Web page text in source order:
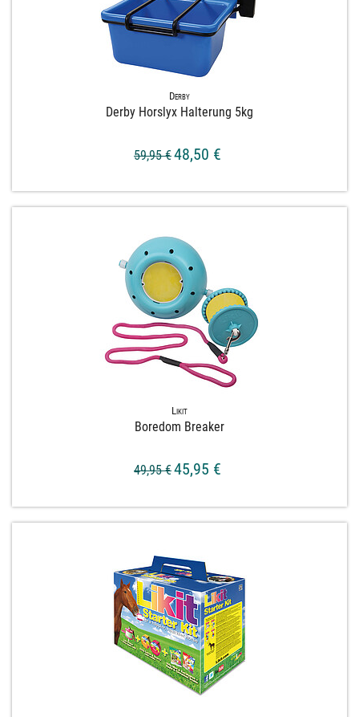
Derby
Derby Horslyx Halterung 5kg
59,95 €48,50 €
Likit
Boredom Breaker
49,95 €45,95 €